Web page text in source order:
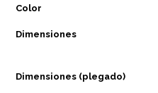
Color
Dimensiones
Dimensiones (plegado)